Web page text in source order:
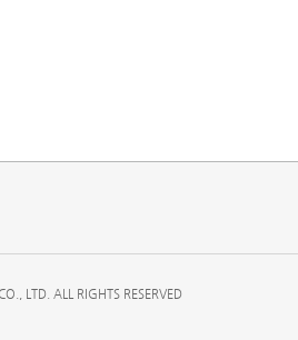
LTD. ALL RIGHTS RESERVED